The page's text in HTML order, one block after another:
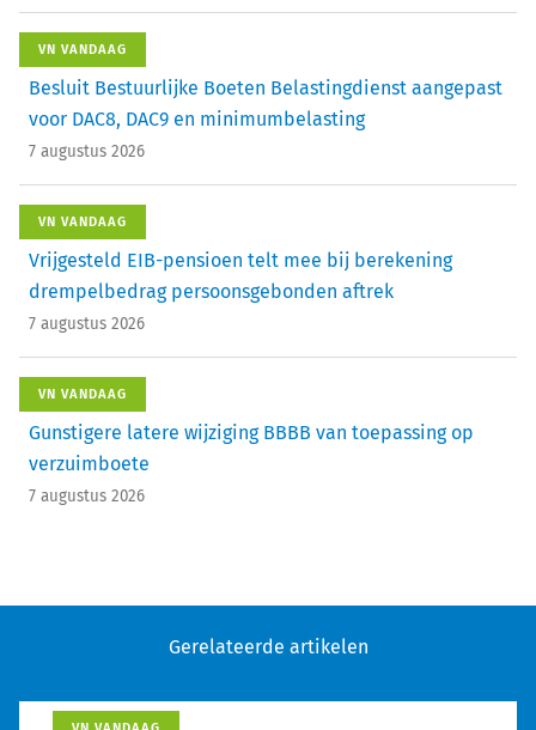
VN VANDAAG
Besluit Bestuurlijke Boeten Belastingdienst aangepast
voor DAC8, DAC9 en minimumbelasting
7 augustus 2026
VN VANDAAG
Vrijgesteld EIB-pensioen telt mee bij berekening
drempelbedrag persoonsgebonden aftrek
7 augustus 2026
VN VANDAAG
Gunstigere latere wijziging BBBB van toepassing op
verzuimboete
7 augustus 2026
Gerelateerde artikelen